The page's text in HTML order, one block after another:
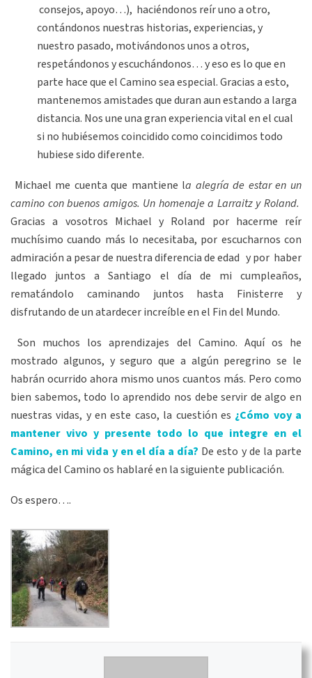
consejos, apoyo…), haciéndonos reír uno a otro,
contándonos nuestras historias, experiencias, y
nuestro pasado, motivándonos unos a otros,
respetándonos y escuchándonos… y eso es lo que en
parte hace que el Camino sea especial. Gracias a esto,
mantenemos amistades que duran aun estando a larga
distancia. Nos une una gran experiencia vital en el cual
si no hubiésemos coincidido como coincidimos todo
hubiese sido diferente.
Michael me cuenta que mantiene la alegría de estar en un
camino con buenos amigos. Un homenaje a Larraitz y Roland.
Gracias a vosotros Michael y Roland por hacerme reír
muchísimo cuando más lo necesitaba, por escucharnos con
admiración a pesar de nuestra diferencia de edad y por haber
llegado juntos a Santiago el día de mi cumpleaños,
rematándolo caminando juntos hasta Finisterre y
disfrutando de un atardecer increíble en el Fin del Mundo.
Son muchos los aprendizajes del Camino. Aquí os he
mostrado algunos, y seguro que a algún peregrino se le
habrán ocurrido ahora mismo unos cuantos más. Pero como
bien sabemos, todo lo aprendido nos debe servir de algo en
nuestras vidas, y en este caso, la cuestión es ¿Cómo voy a
mantener vivo y presente todo lo que integre en el
Camino, en mi vida y en el día a día? De esto y de la parte
mágica del Camino os hablaré en la siguiente publicación.
Os espero….